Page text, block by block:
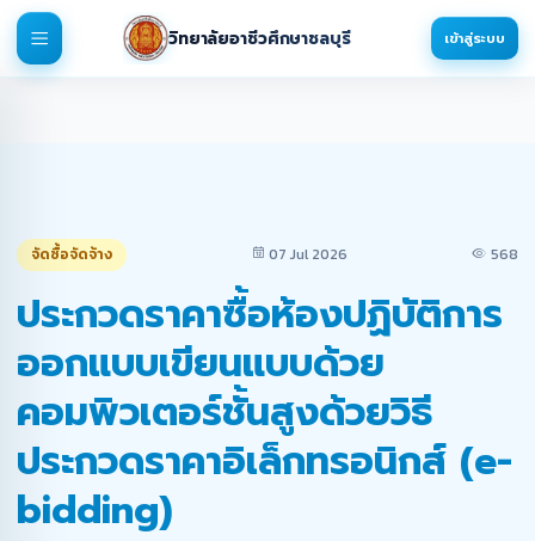
วิทยาลัยอาชีวศึกษาชลบุรี เข้าสู่ระบบ
จัดซื้อจัดจ้าง 07 Jul 2026 568
ประกวดราคาซื้อห้องปฏิบัติการ
ออกแบบเขียนแบบด้วย
คอมพิวเตอร์ชั้นสูงด้วยวิธี
ประกวดราคาอิเล็กทรอนิกส์ (e-
bidding)